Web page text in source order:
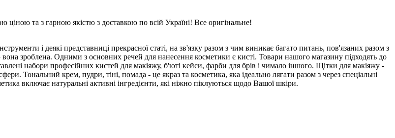
ціною та з гарною якістю з доставкою по всій Україні! Все оригінальне!
і деякі представниці прекрасної статі, на зв'язку разом з чим виникає багато питань, пов'язаних разом з
зроблена. Одними з основних речей для нанесення косметики є кисті. Товари нашого магазину підходять до
набори професійних кистей для макіяжу, б'юті кейси, фарби для брів і чимало іншого. Щітки для макіяжу -
Тональний крем, пудри, тіні, помада - це якраз та косметика, яка ідеально лягати разом з через спеціальні
включає натуральні активні інгредієнти, які ніжно піклуються щодо Вашої шкіри.